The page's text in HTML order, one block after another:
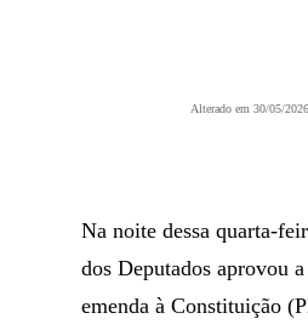
Alterado em 30/05/
Na noite dessa quarta-
dos Deputados aprovou
emenda à Constituição